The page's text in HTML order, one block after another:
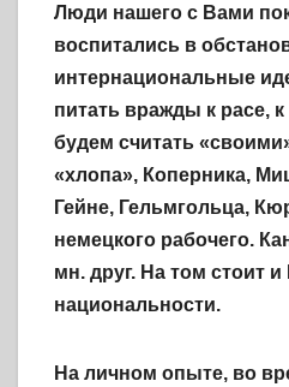
Люди нашего с Вами
воспитались в
интернациональные
питать вражды к расе,
будем считать
«хлопа», Коперника,
Гейне, Гельмгольца,
немецкого рабочего.
мн. друг. На том стоит
национальности.
На личном опыте, во